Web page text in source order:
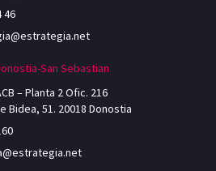
46
San Sebastian
– Planta 2 Ofic. 216
Bidea, 51. 20018 Donostia